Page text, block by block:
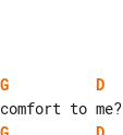
G
D